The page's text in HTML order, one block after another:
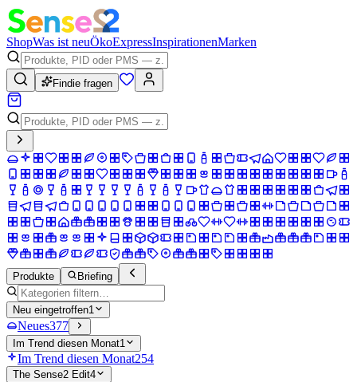
ShopWas ist neuÖkoExpressInspirationenMarken
Findie fragen
Produkte Briefing
Neu eingetroffen1
Neues377
Im Trend diesen Monat1
Im Trend diesen Monat254
The Sense2 Edit4